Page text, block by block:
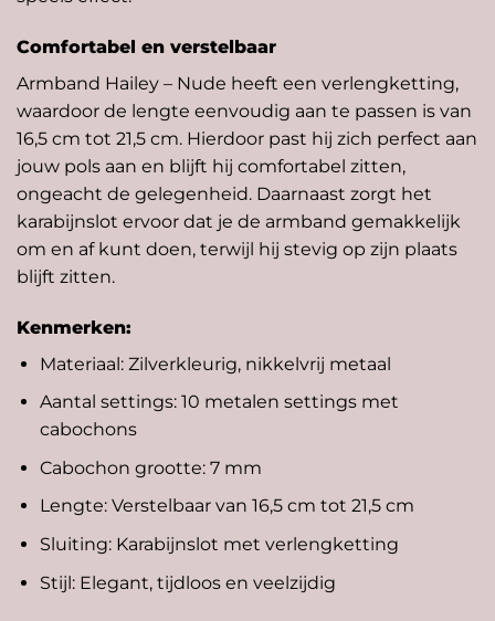
Comfortabel en verstelbaar
Armband Hailey – Nude heeft een verlengketting,
waardoor de lengte eenvoudig aan te passen is van
16,5 cm tot 21,5 cm. Hierdoor past hij zich perfect aan
jouw pols aan en blijft hij comfortabel zitten,
ongeacht de gelegenheid. Daarnaast zorgt het
karabijnslot ervoor dat je de armband gemakkelijk
om en af kunt doen, terwijl hij stevig op zijn plaats
blijft zitten.
Kenmerken:
Materiaal: Zilverkleurig, nikkelvrij metaal
Aantal settings: 10 metalen settings met
cabochons
Cabochon grootte: 7 mm
Lengte: Verstelbaar van 16,5 cm tot 21,5 cm
Sluiting: Karabijnslot met verlengketting
Stijl: Elegant, tijdloos en veelzijdig